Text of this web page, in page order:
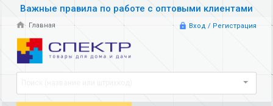
Важные правила по работе с оптовыми клиентами
Главная Вход / Регистрация